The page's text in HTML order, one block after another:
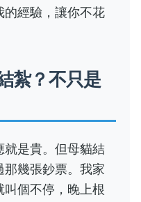
的經驗，讓你不花
紮？不只是
就是貴。但母貓結
幾張鈔票。我家
個不停，晚上根